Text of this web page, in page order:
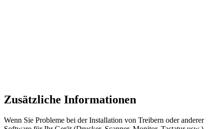
Zusätzliche Informationen
Wenn Sie Probleme bei der Installation von Treibern oder anderer